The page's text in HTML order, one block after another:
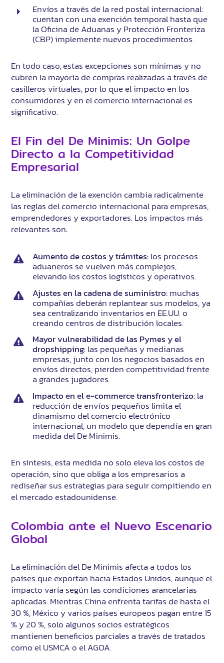
Envíos a través de la red postal internacional:
cuentan con una exención temporal hasta que
la Oficina de Aduanas y Protección Fronteriza
(CBP) implemente nuevos procedimientos.
En todo caso, estas excepciones son mínimas y no
cubren la mayoría de compras realizadas a través de
casilleros virtuales, por lo que el impacto en los
consumidores y en el comercio internacional es
significativo.
El Fin del De Minimis: Un Golpe
Directo a la Competitividad
Empresarial
La eliminación de la exención cambia radicalmente
las reglas del comercio internacional para empresas,
emprendedores y exportadores. Los impactos más
relevantes son:
Aumento de costos y trámites:los procesos
aduaneros se vuelven más complejos,
elevando los costos logísticos y operativos.
Ajustes en la cadena de suministro:muchas
compañías deberán replantear sus modelos, ya
sea centralizando inventarios en EE.UU. o
creando centros de distribución locales.
Mayor vulnerabilidad de las Pymes y el
dropshipping:las pequeñas y medianas
empresas, junto con los negocios basados en
envíos directos, pierden competitividad frente
a grandes jugadores.
Impacto en el e-commerce transfronterizo:la
reducción de envíos pequeños limita el
dinamismo del comercio electrónico
internacional, un modelo que dependía en gran
medida del De Minimis.
En síntesis, esta medida no solo eleva los costos de
operación, sino que obliga a los empresarios a
rediseñar sus estrategias para seguir compitiendo en
el mercado estadounidense.
Colombia ante el Nuevo Escenario
Global
La eliminación del De Minimis afecta a todos los
países que exportan hacia Estados Unidos, aunque el
impacto varía según las condiciones arancelarias
aplicadas. Mientras China enfrenta tarifas de hasta el
30 %, México y varios países europeos pagan entre 15
% y 20 %, solo algunos socios estratégicos
mantienen beneficios parciales a través de tratados
como el USMCA o el AGOA.